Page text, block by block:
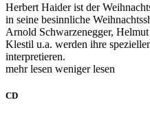
Herbert Haider ist der
in seine besinnliche
Arnold Schwarzenegger,
Klestil u.a. werden ihre
interpretieren.
mehr lesen weniger lesen
CD